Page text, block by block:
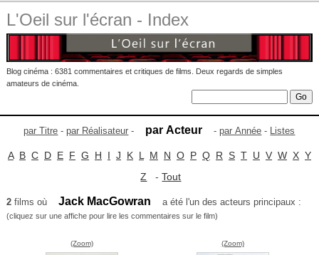
L'Oeil sur l'écran - Index
Blog cinéma : 6381 commentaires et critiques de films. Deux regards de simples
amateurs de cinéma.
par Titre -par Réalisateur - par Acteur -par Année - Listes
A B C D E F G H I J K L M N O P Q R S T U V W X Y
Z -Tout
2films où Jack MacGowran a été l'un des acteurs principaux :
(cliquez sur une affiche pour lire les commentaires sur le film)
(Zoom) (Zoom)